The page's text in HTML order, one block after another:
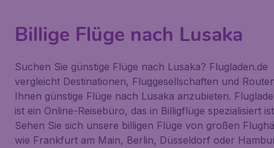
Billige Flüge nach Lusaka
Suchen Sie günstige Flüge nach Lusaka? Flugladen.de
vergleicht Destinationen, Fluggesellschaften und
Ihnen günstige Flüge nach Lusaka anzubieten.
ist ein Online-Reisebüro, das in Billigflüge spezialisiert
Sehen Sie sich unsere billigen Flüge von großen
wie Frankfurt am Main, Berlin, Düsseldorf oder